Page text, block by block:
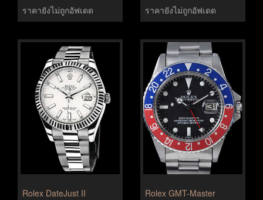
ราคายังไม่ถูกอัฟเดด
ราคายังไม่ถูกอัฟเดด
Rolex DateJust II Rolex GMT-Master